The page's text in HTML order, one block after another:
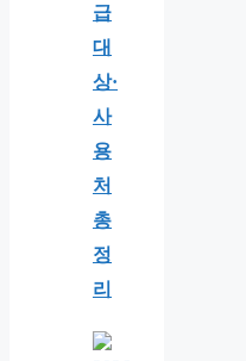
급
대
상·
사
용
처
총
정
리